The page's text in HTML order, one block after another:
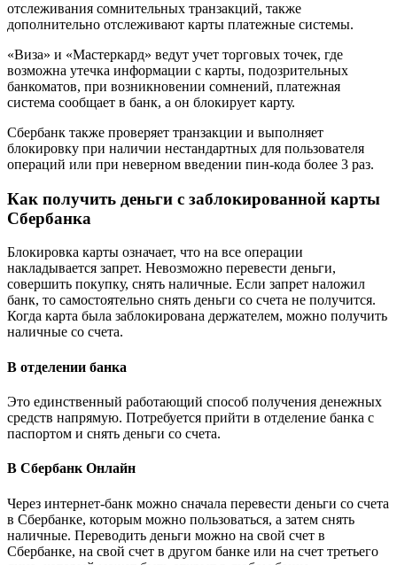
отслеживания сомнительных транзакций, также
дополнительно отслеживают карты платежные системы.
«Виза» и «Мастеркард» ведут учет торговых точек, где
возможна утечка информации с карты, подозрительных
банкоматов, при возникновении сомнений, платежная
система сообщает в банк, а он блокирует карту.
Сбербанк также проверяет транзакции и выполняет
блокировку при наличии нестандартных для пользователя
операций или при неверном введении пин-кода более 3 раз.
Как получить деньги с заблокированной карты
Сбербанка
Блокировка карты означает, что на все операции
накладывается запрет. Невозможно перевести деньги,
совершить покупку, снять наличные. Если запрет наложил
банк, то самостоятельно снять деньги со счета не получится.
Когда карта была заблокирована держателем, можно получить
наличные со счета.
В отделении банка
Это единственный работающий способ получения денежных
средств напрямую. Потребуется прийти в отделение банка с
паспортом и снять деньги со счета.
В Сбербанк Онлайн
Через интернет-банк можно сначала перевести деньги со счета
в Сбербанке, которым можно пользоваться, а затем снять
наличные. Переводить деньги можно на свой счет в
Сбербанке, на свой счет в другом банке или на счет третьего